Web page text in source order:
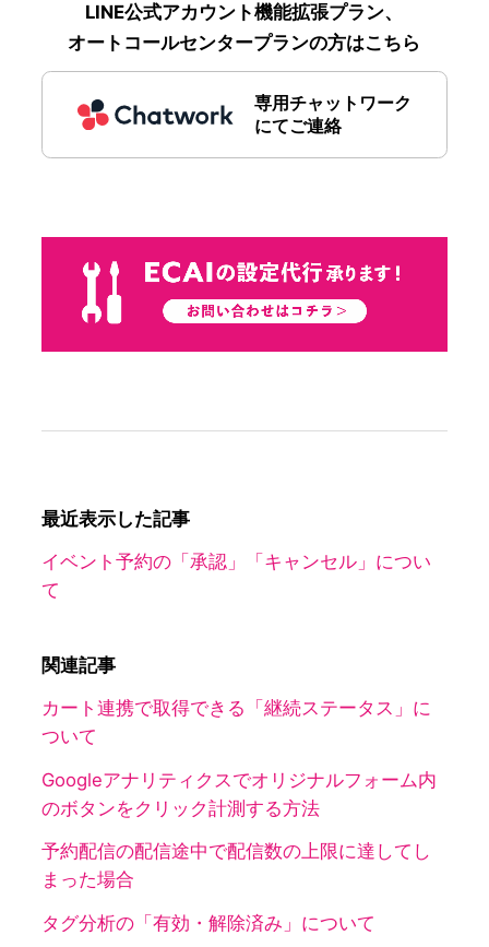
LINE公式アカウント機能拡張プラン、
オートコールセンタープランの方はこちら
専用チャットワーク
にてご連絡
最近表示した記事
イベント予約の「承認」「キャンセル」につい
て
関連記事
カート連携で取得できる「継続ステータス」に
ついて
Googleアナリティクスでオリジナルフォーム内
のボタンをクリック計測する方法
予約配信の配信途中で配信数の上限に達してし
まった場合
タグ分析の「有効・解除済み」について